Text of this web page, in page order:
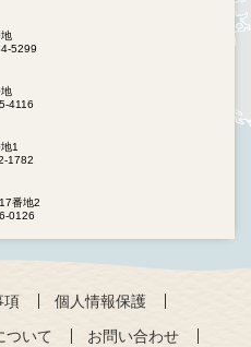
5299
4116
1
1782
番地2
0126
項
個人情報保護
ついて お問い合わせ